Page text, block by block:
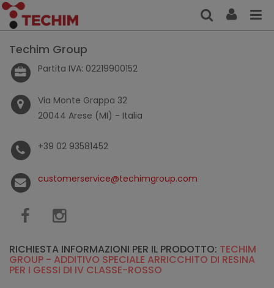
Techim Group
Partita IVA: 02219900152
Via Monte Grappa 32
20044 Arese (MI) - Italia
+39 02 93581452
customerservice@techimgroup.com
RICHIESTA INFORMAZIONI PER IL PRODOTTO: TECHIM
GROUP - ADDITIVO SPECIALE ARRICCHITO DI RESINA
PER I GESSI DI IV CLASSE-ROSSO